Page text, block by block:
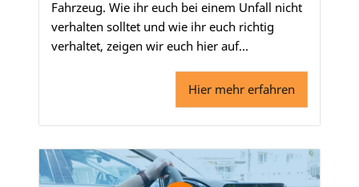
Fahrzeug. Wie ihr euch bei einem Unfall nicht
verhalten solltet und wie ihr euch richtig
verhaltet, zeigen wir euch hier auf...
Hier mehr erfahren